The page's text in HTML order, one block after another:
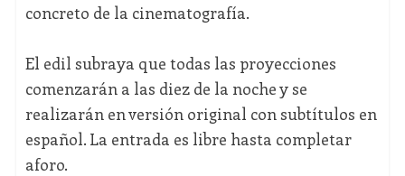
concreto de la cinematografía.
El edil subraya que todas las proyecciones
comenzarán a las diez de la noche y se
realizarán en versión original con subtítulos en
español. La entrada es libre hasta completar
aforo.